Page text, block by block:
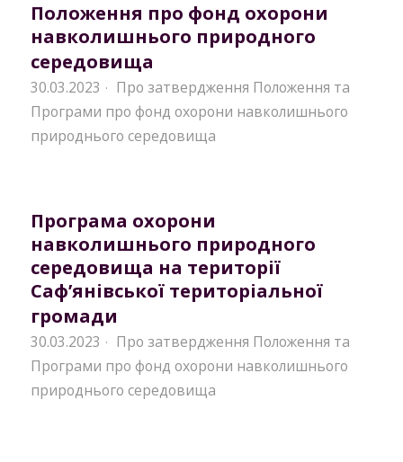
Положення про фонд охорони
навколишнього природного
середовища
30.03.2023 · Про затвердження Положення та
Програми про фонд охорони навколишнього
природнього середовища
Програма охорони
навколишнього природного
середовища на території
Саф’янівської територіальної
громади
30.03.2023 · Про затвердження Положення та
Програми про фонд охорони навколишнього
природнього середовища